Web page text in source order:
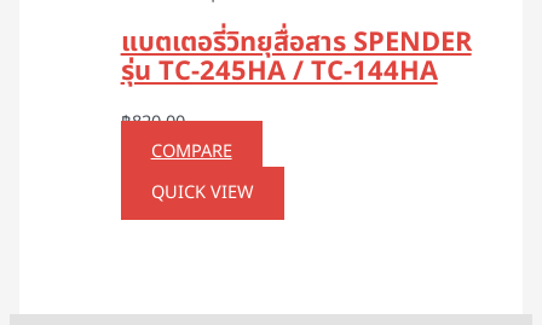
แบตเตอรี่วิทยุสื่อสาร SPENDER
รุ่น TC-245HA / TC-144HA
฿820.00
COMPARE
QUICK VIEW